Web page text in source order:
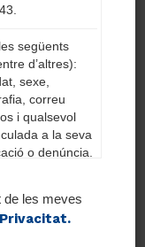
següents
d’altres):
sexe,
correu
i qualsevol
a la seva
o denúncia.
xarxes
contacte o
de les meves